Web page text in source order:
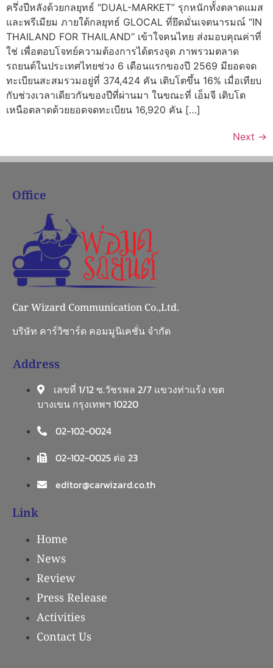
ครึ่งปีหลังด้วยกลยุทธ์ “DUAL-MARKET” รุกหนักทั้งตลาดแมส
และพรีเมียม ภายใต้กลยุทธ์ GLOCAL ที่ยึดมั่นเจตนารมณ์ “IN
THAILAND FOR THAILAND” เข้าใจคนไทย ส่งมอบคุณค่าที่
ใช่ เพื่อตอบโจทย์ความต้องการได้ตรงจุด ภาพรวมตลาด
รถยนต์ในประเทศไทยช่วง 6 เดือนแรกของปี 2569 มียอดจด
ทะเบียนสะสมรวมอยู่ที่ 374,424 คัน เติบโตขึ้น 16% เมื่อเทียบ
กับช่วงเวลาเดียวกันของปีที่ผ่านมา ในขณะที่ เอ็มจี เติบโต
เหนือตลาดด้วยยอดจดทะเบียน 16,920 คัน […]
Next →
Office
Car Wizard Communication Co.,Ltd.
บริษัท คาร์วิซาร์ด คอมมูนิเคชั่น จำกัด
Address
เลขที่ 1/12 ซ.วัชรพล 2/7 แขวงท่าแร้ง เขต
บางเขน กรุงเทพฯ 10220
02-102-0024
02-102-0025 ต่อ 23
editor@carwizard.co.th
Link
Home
News
Review
Press Release
Activities
Contact Us